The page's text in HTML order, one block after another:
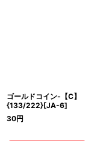
ゴールドコイン-【C】
{133/222}[JA-6]
30円